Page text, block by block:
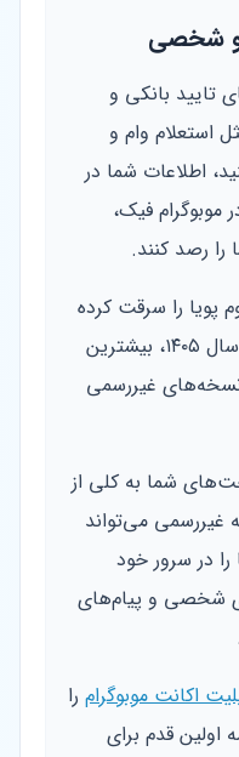
شخصی
بانکی و
استعلام وام و
اطلاعات شما در
فیک،
رصد کنند.
پویا را سرقت کرده
و حساب شما را خالی کنند. در سال ۱۴۰۵، بیشترین
نسخه‌های غیررسمی
شما به کلی از
می‌تواند
در سرور خود
شخصی و پیام‌های
اکانت موبوگرام را
اولین قدم برای